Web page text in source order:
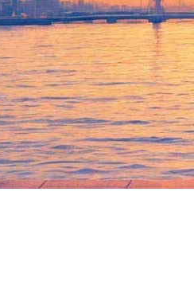
на
октября 2011, воскресенье